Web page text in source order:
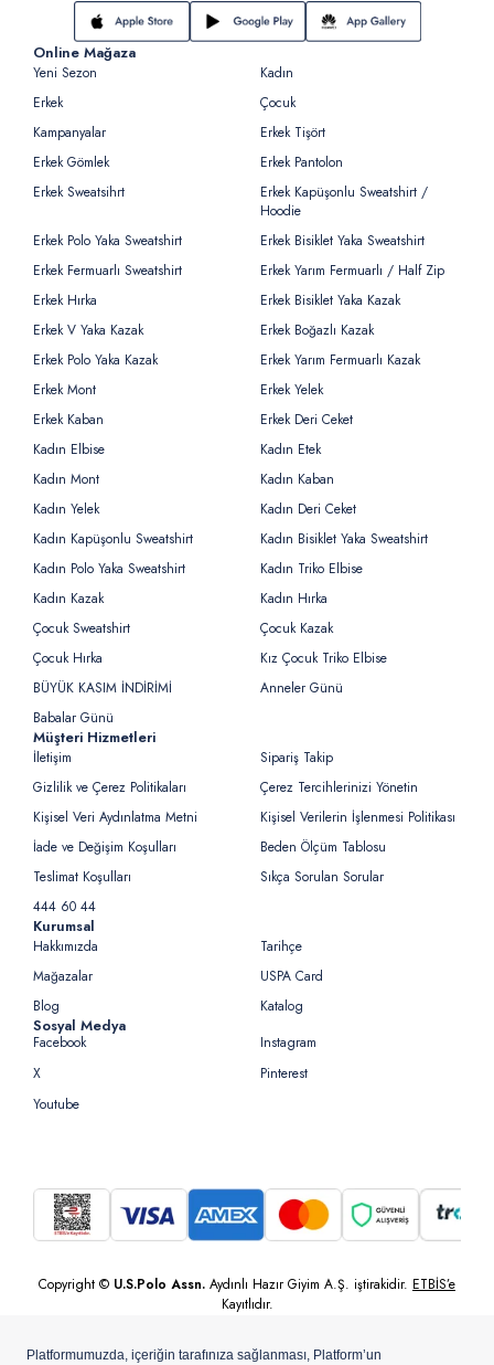
Online Mağaza
Yeni Sezon
Kadın
Erkek
Çocuk
Kampanyalar
Erkek Tişört
Erkek Gömlek
Erkek Pantolon
Erkek Sweatsihrt
Erkek Kapüşonlu Sweatshirt /
Hoodie
Erkek Polo Yaka Sweatshirt
Erkek Bisiklet Yaka Sweatshirt
Erkek Fermuarlı Sweatshirt
Erkek Yarım Fermuarlı / Half Zip
Erkek Hırka
Erkek Bisiklet Yaka Kazak
Erkek V Yaka Kazak
Erkek Boğazlı Kazak
Erkek Polo Yaka Kazak
Erkek Yarım Fermuarlı Kazak
Erkek Mont
Erkek Yelek
Erkek Kaban
Erkek Deri Ceket
Kadın Elbise
Kadın Etek
Kadın Mont
Kadın Kaban
Kadın Yelek
Kadın Deri Ceket
Kadın Kapüşonlu Sweatshirt
Kadın Bisiklet Yaka Sweatshirt
Kadın Polo Yaka Sweatshirt
Kadın Triko Elbise
Kadın Kazak
Kadın Hırka
Çocuk Sweatshirt
Çocuk Kazak
Çocuk Hırka
Kız Çocuk Triko Elbise
BÜYÜK KASIM İNDİRİMİ
Anneler Günü
Babalar Günü
Müşteri Hizmetleri
İletişim
Sipariş Takip
Gizlilik ve Çerez Politikaları
Çerez Tercihlerinizi Yönetin
Kişisel Veri Aydınlatma Metni
Kişisel Verilerin İşlenmesi Politikası
İade ve Değişim Koşulları
Beden Ölçüm Tablosu
Teslimat Koşulları
Sıkça Sorulan Sorular
444 60 44
Kurumsal
Hakkımızda
Tarihçe
Mağazalar
USPA Card
Blog
Katalog
Sosyal Medya
Facebook
Instagram
X
Pinterest
Youtube
Copyright © U.S.Polo Assn. Aydınlı Hazır Giyim A.Ş. iştirakidir. ETBİS’e
Kayıtlıdır.